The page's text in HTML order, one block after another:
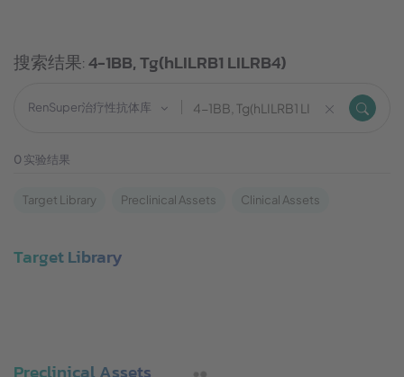
搜索结果:4-1BB, Tg(hLILRB1 LILRB4)
RenSuper治疗性抗体库
0 实验结果
Target Library Preclinical Assets Clinical Assets
Target Library